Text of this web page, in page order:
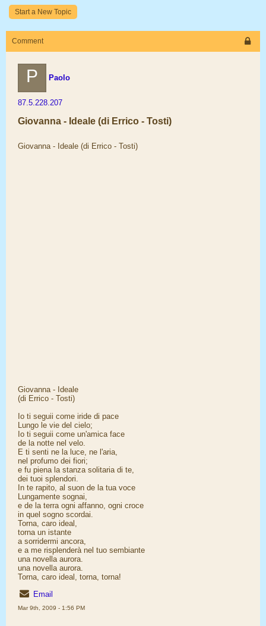
Start a New Topic
Comment
P Paolo
87.5.228.207
Giovanna - Ideale (di Errico - Tosti)
Giovanna - Ideale (di Errico - Tosti)
Giovanna - Ideale
(di Errico - Tosti)
Io ti seguii come iride di pace
Lungo le vie del cielo;
Io ti seguii come un'amica face
de la notte nel velo.
E ti senti ne la luce, ne l'aria,
nel profumo dei fiori;
e fu piena la stanza solitaria di te,
dei tuoi splendori.
In te rapito, al suon de la tua voce
Lungamente sognai,
e de la terra ogni affanno, ogni croce
in quel sogno scordai.
Torna, caro ideal,
torna un istante
a sorridermi ancora,
e a me risplenderà nel tuo sembiante
una novella aurora.
una novella aurora.
Torna, caro ideal, torna, torna!
Email
Mar 9th, 2009 - 1:56 PM